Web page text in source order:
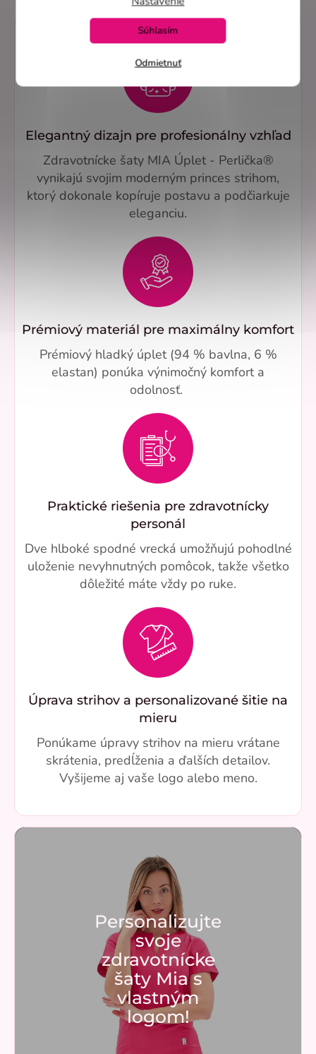
Odmietnuť
Súhlasím
Elegantný dizajn pre profesionálny vzhľad
Zdravotnícke šaty MIA Úplet - Perlička®
vynikajú svojim moderným princes strihom,
ktorý dokonale kopíruje postavu a podčiarkuje
eleganciu.
Prémiový materiál pre maximálny komfort
Prémiový hladký úplet (94 % bavlna, 6 %
elastan) ponúka výnimočný komfort a
odolnosť.
Praktické riešenia pre zdravotnícky
personál
Dve hlboké spodné vrecká umožňujú pohodlné
uloženie nevyhnutných pomôcok, takže všetko
dôležité máte vždy po ruke.
Úprava strihov a personalizované šitie na
mieru
Ponúkame úpravy strihov na mieru vrátane
skrátenia, predĺženia a ďalších detailov.
Vyšijeme aj vaše logo alebo meno.
Personalizujte
svoje
zdravotnícke
šaty Mia s
vlastným
logom!